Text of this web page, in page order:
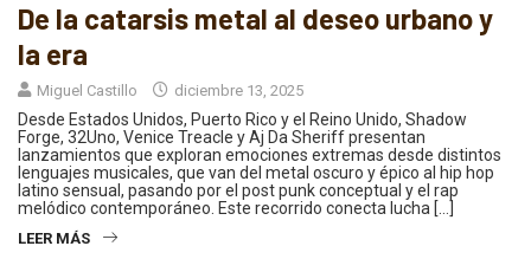
De la catarsis metal al deseo urbano y
la era
Miguel Castillo diciembre 13, 2025
Desde Estados Unidos, Puerto Rico y el Reino Unido, Shadow
Forge, 32Uno, Venice Treacle y Aj Da Sheriff presentan
lanzamientos que exploran emociones extremas desde distintos
lenguajes musicales, que van del metal oscuro y épico al hip hop
latino sensual, pasando por el post punk conceptual y el rap
melódico contemporáneo. Este recorrido conecta lucha […]
LEER MÁS